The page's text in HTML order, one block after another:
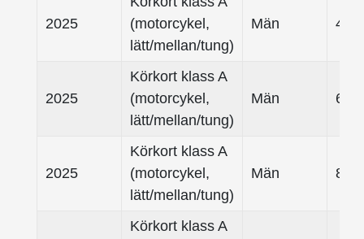
2025
(motorcykel,
lätt/mellan/tung)
Män 45-
2025
Körkort klass A
(motorcykel,
lätt/mellan/tung)
Män 65-
2025
Körkort klass A
(motorcykel,
lätt/mellan/tung)
Män 80-
Körkort klass A